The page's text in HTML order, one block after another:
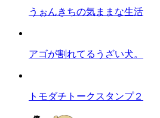
うぉんきちの気ままな生活
アゴが割れてるうざい犬。
トモダチトークスタンプ２